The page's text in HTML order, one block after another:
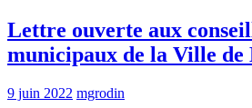
Lettre ouverte aux
municipaux de la Ville de
9 juin 2022 mgrodin